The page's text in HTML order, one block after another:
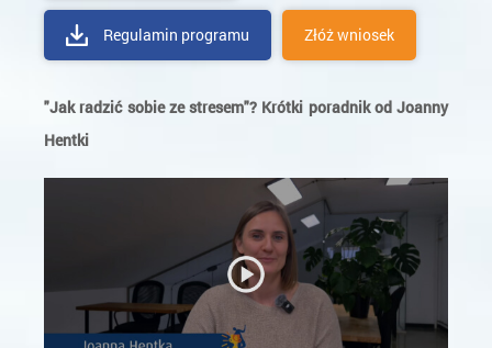
Regulamin programu Złóż wniosek
"Jak radzić sobie ze stresem"? Krótki poradnik od Joanny
Hentki